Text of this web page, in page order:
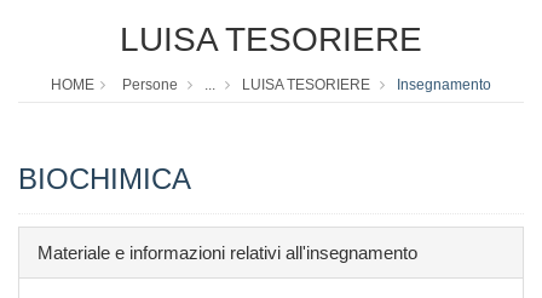
LUISA TESORIERE
HOME Persone ... LUISA TESORIERE Insegnamento
BIOCHIMICA
Materiale e informazioni relativi all'insegnamento